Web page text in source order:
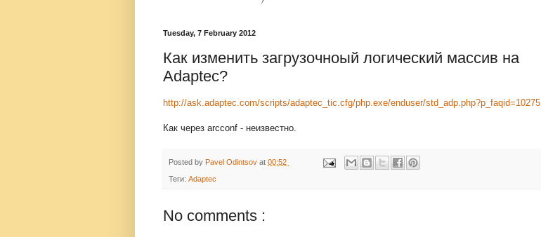
Tuesday, 7 February 2012
Как изменить загрузочноый логический массив на
Adaptec?
http://ask.adaptec.com/scripts/adaptec_tic.cfg/php.exe/enduser/std_adp.php?p_faqid=10275
Как через arcconf - неизвестно.
Posted by Pavel Odintsov at 00:52
Теги: Adaptec
No comments :